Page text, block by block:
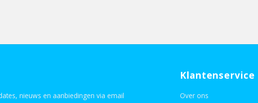
nieuws en aanbiedingen via email
Klantenservice
Over ons